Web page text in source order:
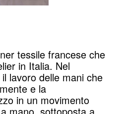
tessile francese che
in Italia. Nel
lavoro delle mani che
e la
in un movimento